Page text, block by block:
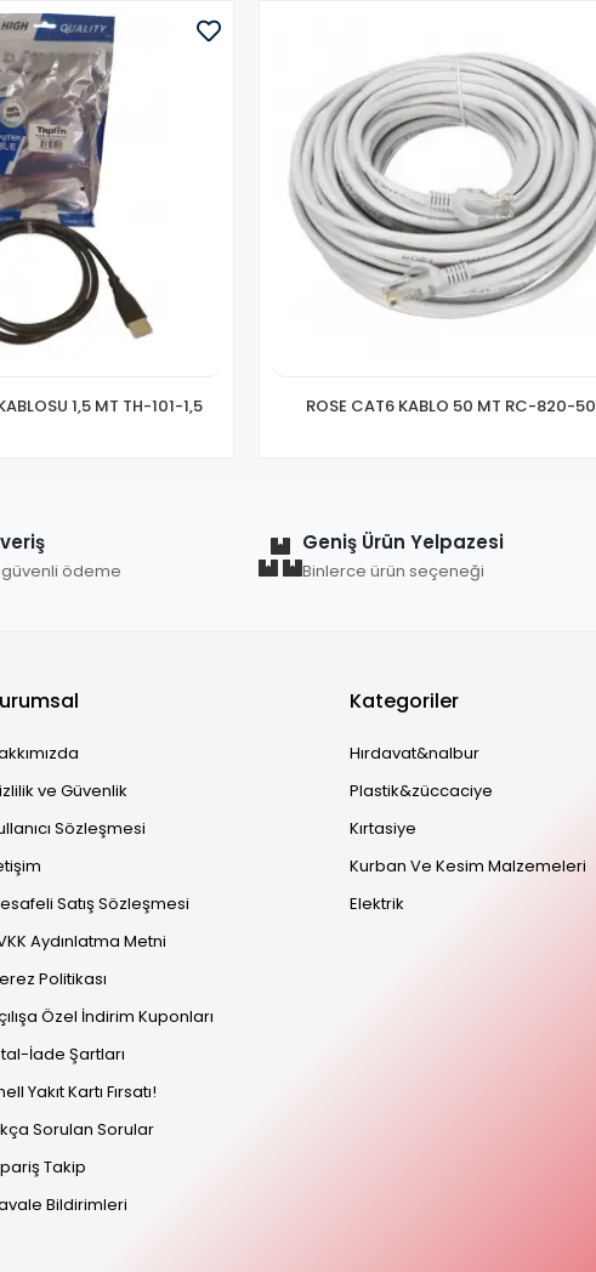
1,5 MT TH-101-1,5 ROSE CAT6 KABLO 50 MT RC-820-50
güvenli ödeme
Geniş Ürün Yelpazesi
Binlerce ürün seçeneği
ve Güvenlik
Sözleşmesi
Satış Sözleşmesi
Aydınlatma Metni
Politikası
Özel İndirim Kuponları
İade Şartları
Yakıt Kartı Fırsatı!
Sorulan Sorular
Takip
Bildirimleri
Kategoriler
Hırdavat&nalbur
Plastik&züccaciye
Kırtasiye
Kurban Ve Kesim Malzemeleri
Elektrik